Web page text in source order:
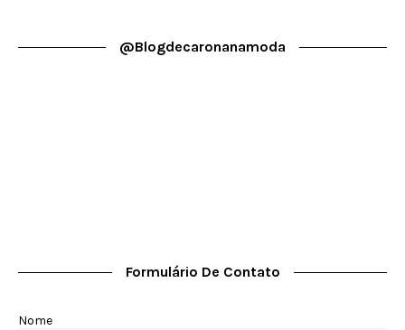
@blogdecaronanamoda
Formulário De Contato
Nome